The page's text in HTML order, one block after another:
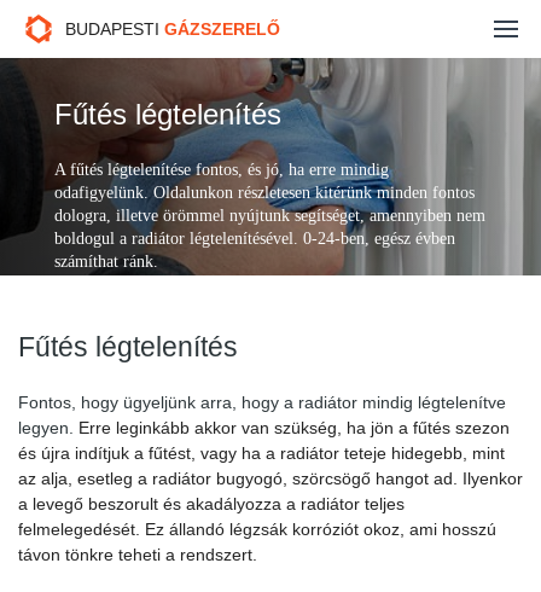
BUDAPESTI GÁZSZERELŐ
Gázszerelés
Fűtésszerelés
Duguláselhárítás
Kazán javítás
Ajánlatkérés
Fűtés légtelenítés
A fűtés légtelenítése fontos, és jó, ha erre mindig
odafigyelünk. Oldalunkon részletesen kitérünk minden fontos
dologra, illetve örömmel nyújtunk segítséget, amennyiben nem
boldogul a radiátor légtelenítésével. 0-24-ben, egész évben
számíthat ránk.
Fűtés légtelenítés
Fontos, hogy ügyeljünk arra, hogy a radiátor mindig légtelenítve
legyen. Erre leginkább akkor van szükség, ha jön a fűtés szezon
és újra indítjuk a fűtést, vagy ha a radiátor teteje hidegebb, mint
az alja, esetleg a radiátor bugyogó, szörcsögő hangot ad. Ilyenkor
a levegő beszorult és akadályozza a radiátor teljes
felmelegedését. Ez állandó légzsák korróziót okoz, ami hosszú
távon tönkre teheti a rendszert.